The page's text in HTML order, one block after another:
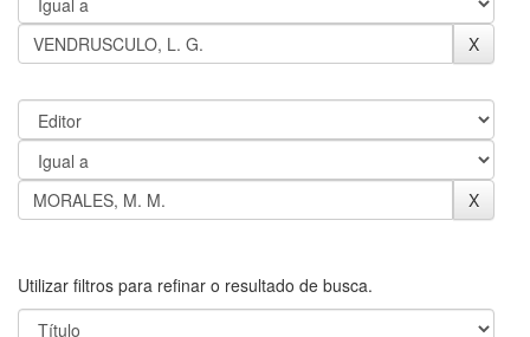
Utilizar filtros para refinar o resultado de busca.